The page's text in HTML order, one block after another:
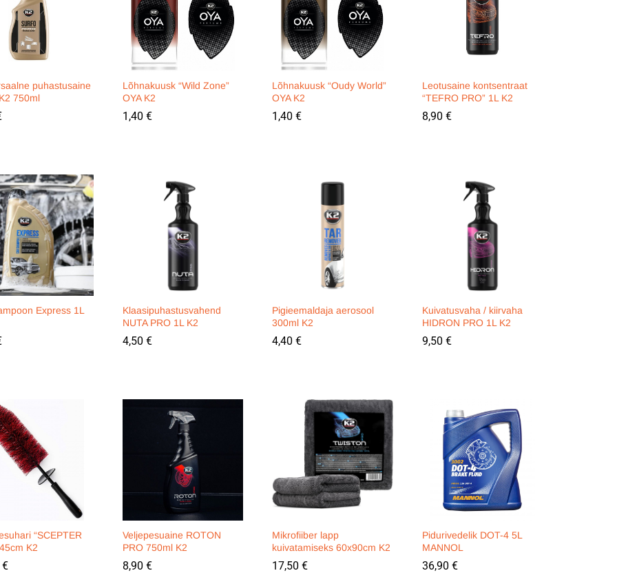
puhastusaine
750ml
Lõhnakuusk “Wild Zone”
OYA K2
1,40 €
1,40 €
Lõhnakuusk “Oudy World”
OYA K2
1,40 €
1,40 €
Leotusaine kontsentraat
“TEFRO PRO” 1L K2
8,90 €
8,90 €
Express 1L
Klaasipuhastusvahend
NUTA PRO 1L K2
4,50 €
4,50 €
Pigieemaldaja aerosool
300ml K2
4,40 €
4,40 €
Kuivatusvaha / kiirvaha
HIDRON PRO 1L K2
9,50 €
9,50 €
“SCEPTER
K2
€
€
Veljepesuaine ROTON
PRO 750ml K2
8,90 €
8,90 €
Mikrofiiber lapp
kuivatamiseks 60x90cm K2
17,50 €
17,50 €
Pidurivedelik DOT-4 5L
MANNOL
36,90 €
36,90 €